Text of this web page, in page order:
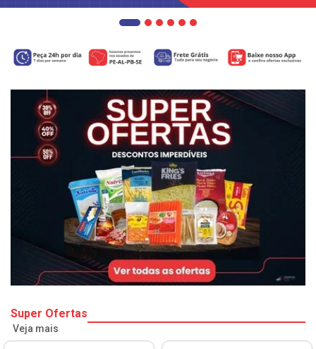
Super Ofertas
Veja mais